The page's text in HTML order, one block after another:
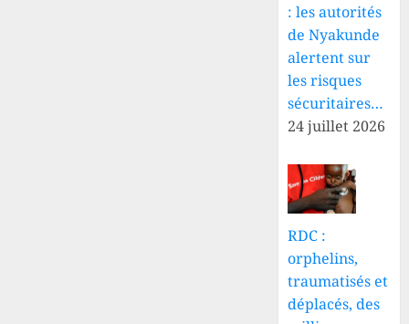
: les autorités
de Nyakunde
alertent sur
les risques
sécuritaires…
24 juillet 2026
RDC :
orphelins,
traumatisés et
déplacés, des